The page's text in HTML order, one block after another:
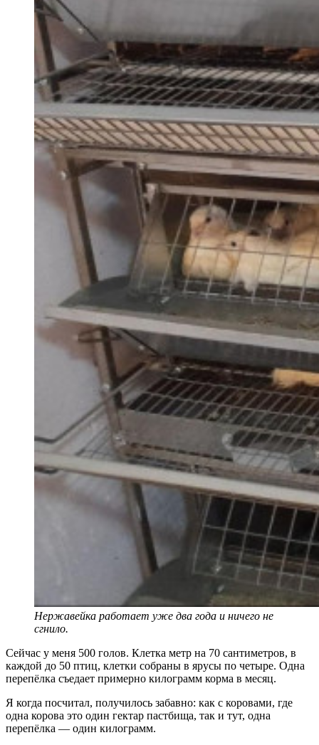
Нержавейка работает уже два года и ничего не
сгнило.
Сейчас у меня 500 голов. Клетка метр на 70 сантиметров, в
каждой до 50 птиц, клетки собраны в ярусы по четыре. Одна
перепёлка съедает примерно килограмм корма в месяц.
Я когда посчитал, получилось забавно: как с коровами, где
одна корова это один гектар пастбища, так и тут, одна
перепёлка — один килограмм.